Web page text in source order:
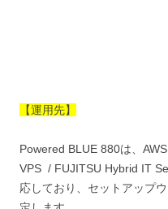
【運用先】
Powered BLUE 880は、
VPS / FUJITSU Hybrid IT
応しており、セットアップ